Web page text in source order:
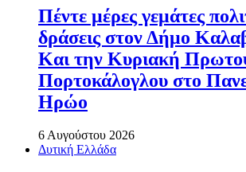
Πέντε μέρες γεμάτες
δράσεις στον Δήμο
Και την Κυριακή
Πορτοκάλογλου στο
Ηρώο
6 Αυγούστου 2026
Δυτική Ελλάδα